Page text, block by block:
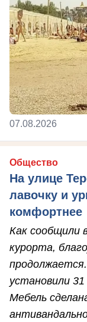
07.08.2026
Общество
На улице
лавочку и
комфортнее
Как сообщили
курорта,
установили
Мебель